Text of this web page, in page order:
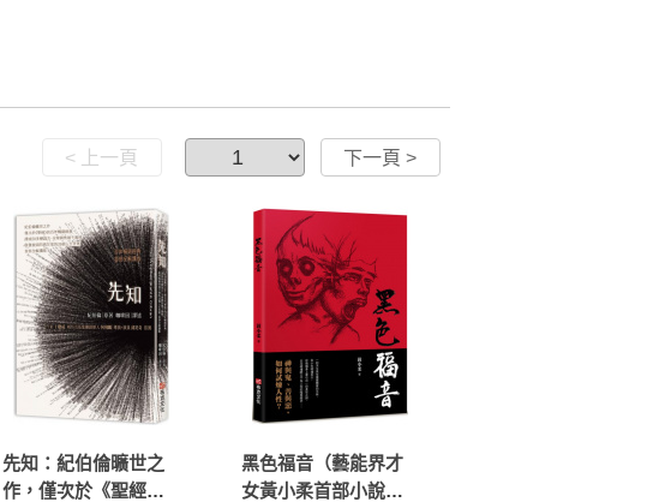
< 上一頁 下一頁 >
先知：紀伯倫曠世之
作，僅次於《聖經》
黑色福音（藝能界才
女黃小柔首部小說創